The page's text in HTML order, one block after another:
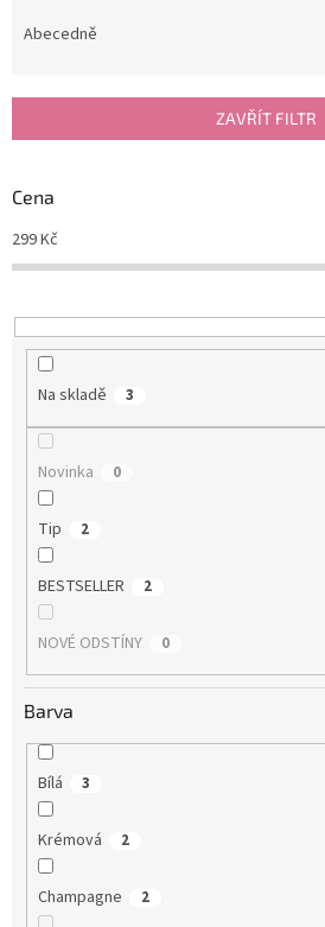
r
d
k
t
Abecedně
ZAVŘÍT FILTR
Cena
299Kč
Na skladě 3
Novinka 0
Tip 2
BESTSELLER 2
NOVÉ ODSTÍNY 0
Barva
Bílá 3
Krémová 2
Champagne 2